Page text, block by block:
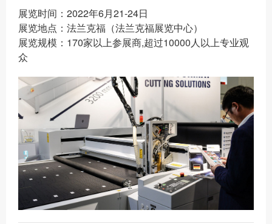
展览时间：2022年6月21-24日
展览地点：法兰克福（法兰克福展览中心）
展览规模：170家以上参展商,超过10000人以上专业观
众